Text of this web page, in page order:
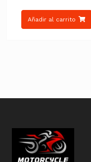
Añadir al carrito